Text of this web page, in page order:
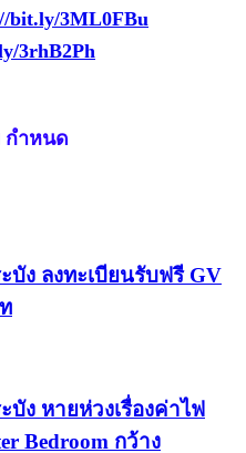
bit.ly/3ML0FBu
3rhB2Ph
กำหนด
บัง ลงทะเบียนรับฟรี GV
บัง หายห่วงเรื่องค่าไฟ
Bedroom กว้าง